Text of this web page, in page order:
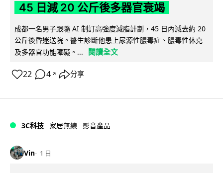
45 日減 20 公斤後多器官衰竭
成都一名男子跟隨 AI 制訂高強度減脂計劃，45 日內減去約 20
公斤後昏迷送院。醫生診斷他患上尿源性膿毒症、膿毒性休克
及多器官功能障礙。...
閱讀全文
22 4 ↗ 分享
3C科技 家居無線 影音產品
Vin 1 日